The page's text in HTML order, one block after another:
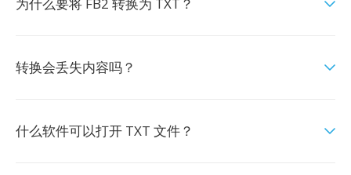
转换会丢失内容吗？
什么软件可以打开 TXT 文件？